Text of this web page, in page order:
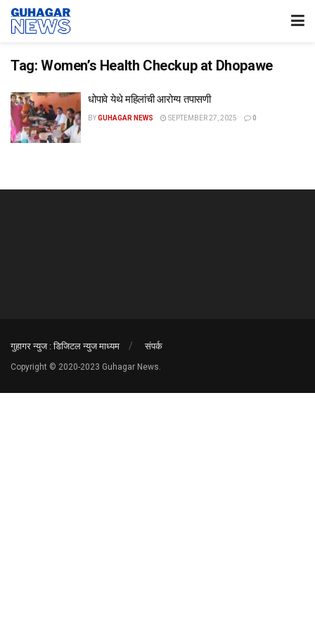
Tag: Women’s Health Checkup at Dhopawe
धोपावे येथे महिलांची आरोग्य तपासणी
BYGUHAGAR NEWS SEPTEMBER 27, 2025 0
गुहागर न्युज : डिजिटल न्युज माध्यम संपर्क
Copyright © 2020-2023 Guhagar News.